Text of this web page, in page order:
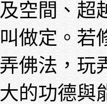
空間、超
做定。若
佛法，玩
的功德與